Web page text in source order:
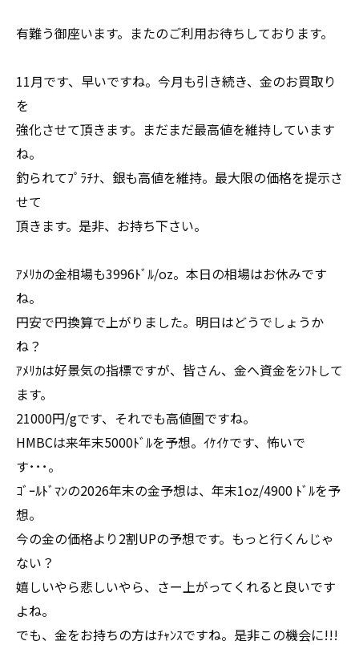
有難う御座います。またのご利用お待ちしております。
11月です、早いですね。今月も引き続き、金のお買取り
を
強化させて頂きます。まだまだ最高値を維持しています
ね。
釣られてﾌﾟﾗﾁﾅ、銀も高値を維持。最大限の価格を提示さ
せて
頂きます。是非、お持ち下さい。
ｱﾒﾘｶの金相場も3996ﾄﾞﾙ/oz。本日の相場はお休みです
ね。
円安で円換算で上がりました。明日はどうでしょうか
ね？
ｱﾒﾘｶは好景気の指標ですが、皆さん、金へ資金をｼﾌﾄして
ます。
21000円/gです、それでも高値圏ですね。
HMBCは来年末5000ﾄﾞﾙを予想。ｲｹｲｹです、怖いで
す･･･。
ｺﾞｰﾙﾄﾞﾏﾝの2026年末の金予想は、年末1oz/4900 ﾄﾞﾙを予
想。
今の金の価格より2割UPの予想です。もっと行くんじゃ
ない？
嬉しいやら悲しいやら、さー上がってくれると良いです
よね。
でも、金をお持ちの方はﾁｬﾝｽですね。是非この機会に!!!